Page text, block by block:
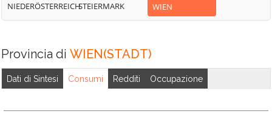
NIEDERÖSTERREICHSTEIERMARK
WIEN
Provincia di WIEN(STADT)
Dati di Sintesi Consumi Redditi Occupazione